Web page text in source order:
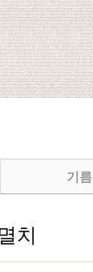
기름
치